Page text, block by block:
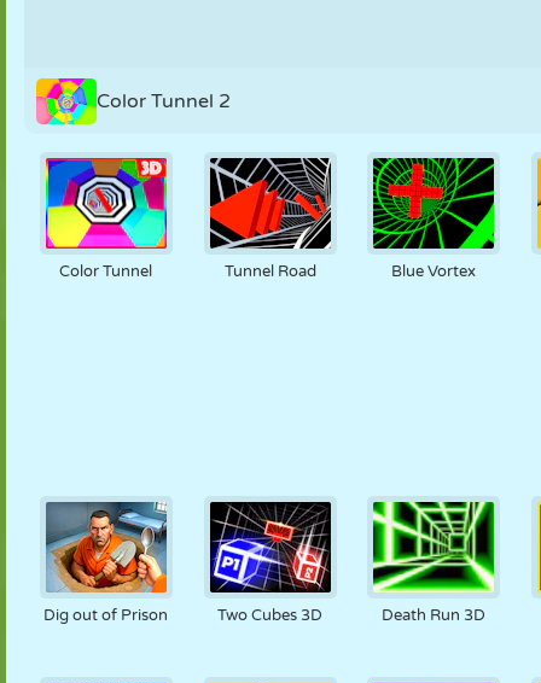
Color Tunnel 2
Color Tunnel Tunnel Road Blue Vortex
Dig out of Prison Two Cubes 3D Death Run 3D